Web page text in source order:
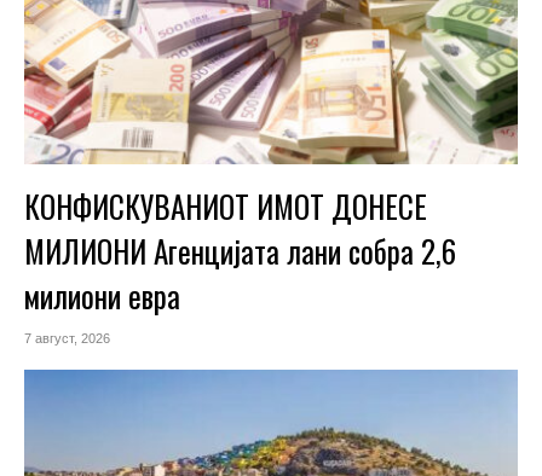
КОНФИСКУВАНИОТ ИМОТ ДОНЕСЕ
МИЛИОНИ Агенцијата лани собра 2,6
милиони евра
7 август, 2026